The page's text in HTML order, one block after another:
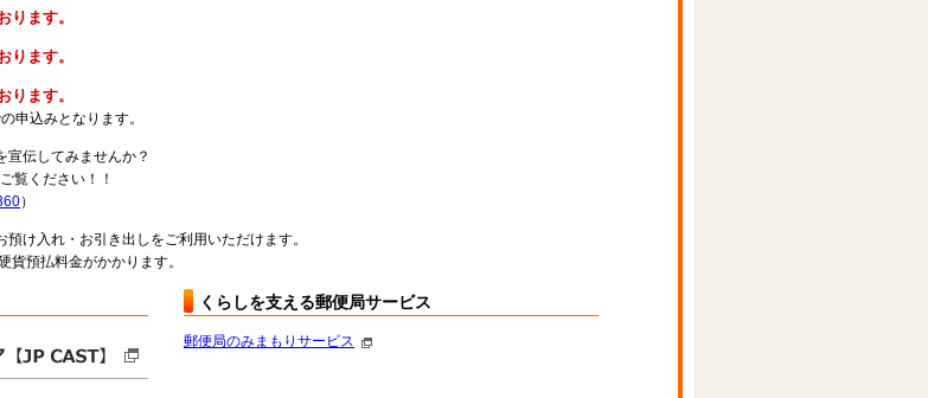
ます。
ます。
ます。
申込みとなります。
宣伝してみませんか？
覧ください！！
）
け入れ・お引き出しをご利用いただけます。
預払料金がかかります。
くらしを支える郵便局サービス
郵便局のみまもりサービス